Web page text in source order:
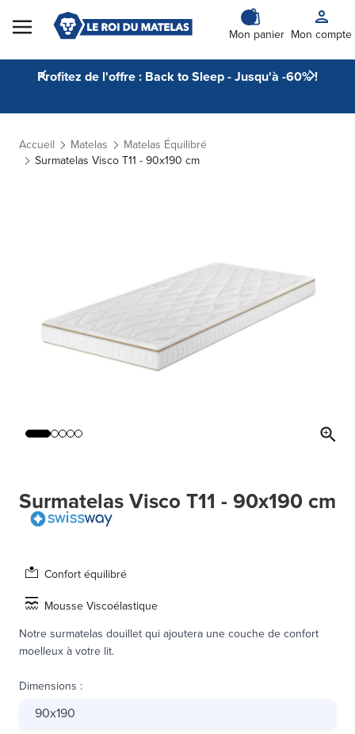
Skip to Content
Mon panier Mon compte
Profitez de l'offre : Back to Sleep - Jusqu'à -60% !
Accueil Matelas
Matelas Équilibré
Surmatelas Visco T11 - 90x190 cm
Surmatelas Visco T11 - 90x190 cm
Confort équilibré
Mousse Viscoélastique
Notre surmatelas douillet qui ajoutera une couche de confort
moelleux à votre lit.
Dimensions :
90x190